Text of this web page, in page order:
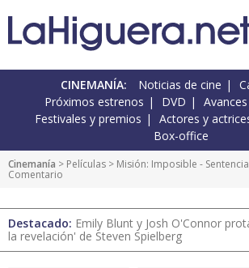
CINEMANÍA: Noticias de cine
Próximos estrenos
DVD Avances
Festivales y premios
Actores y
Box-office
Cinemanía > Películas > Misión: Imposible -
Comentario
Destacado: Emily Blunt y Josh O'Connor
la revelación' de Steven Spielberg